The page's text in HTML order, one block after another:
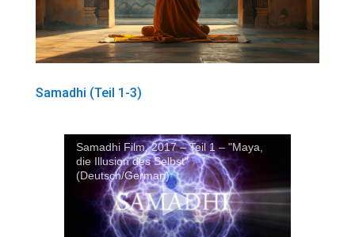
Samadhi (Teil 1-3)
Samadhi Film, 2017 – Teil 1 – "Maya,
die Illusion des Selbst"
(Deutsch/German)